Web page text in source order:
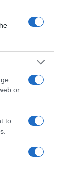
or
to
di
lavoro di
banca da un
del
nella
SpaceX di
grandi e